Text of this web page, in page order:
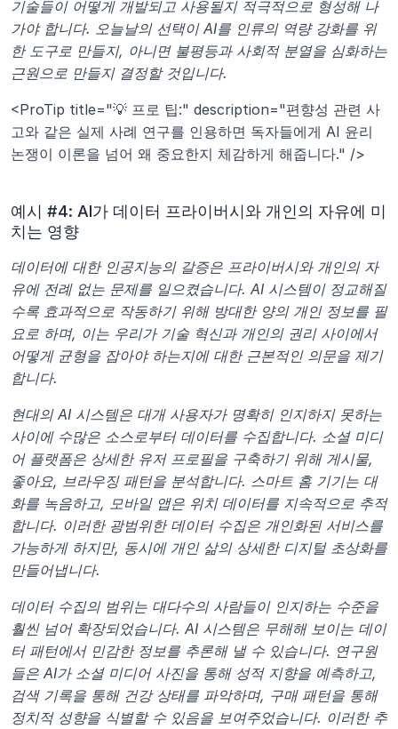
기술들이 어떻게 개발되고 사용될지 적극적으로 형성해 나
가야 합니다. 오늘날의 선택이 AI를 인류의 역량 강화를 위
한 도구로 만들지, 아니면 불평등과 사회적 분열을 심화하는
근원으로 만들지 결정할 것입니다.
<ProTip title="💡 프로 팁:" description="편향성 관련 사
고와 같은 실제 사례 연구를 인용하면 독자들에게 AI 윤리
논쟁이 이론을 넘어 왜 중요한지 체감하게 해줍니다." />
예시 #4: AI가 데이터 프라이버시와 개인의 자유에 미
치는 영향
데이터에 대한 인공지능의 갈증은 프라이버시와 개인의 자
유에 전례 없는 문제를 일으켰습니다. AI 시스템이 정교해질
수록 효과적으로 작동하기 위해 방대한 양의 개인 정보를 필
요로 하며, 이는 우리가 기술 혁신과 개인의 권리 사이에서
어떻게 균형을 잡아야 하는지에 대한 근본적인 의문을 제기
합니다.
현대의 AI 시스템은 대개 사용자가 명확히 인지하지 못하는
사이에 수많은 소스로부터 데이터를 수집합니다. 소셜 미디
어 플랫폼은 상세한 유저 프로필을 구축하기 위해 게시물,
좋아요, 브라우징 패턴을 분석합니다. 스마트 홈 기기는 대
화를 녹음하고, 모바일 앱은 위치 데이터를 지속적으로 추적
합니다. 이러한 광범위한 데이터 수집은 개인화된 서비스를
가능하게 하지만, 동시에 개인 삶의 상세한 디지털 초상화를
만들어냅니다.
데이터 수집의 범위는 대다수의 사람들이 인지하는 수준을
훨씬 넘어 확장되었습니다. AI 시스템은 무해해 보이는 데이
터 패턴에서 민감한 정보를 추론해 낼 수 있습니다. 연구원
들은 AI가 소셜 미디어 사진을 통해 성적 지향을 예측하고,
검색 기록을 통해 건강 상태를 파악하며, 구매 패턴을 통해
정치적 성향을 식별할 수 있음을 보여주었습니다. 이러한 추